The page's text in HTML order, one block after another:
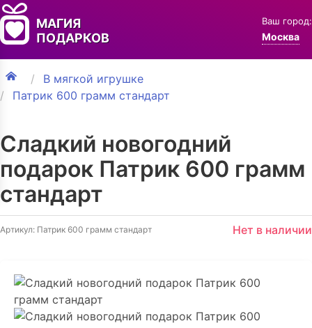
МАГИЯ
ПОДАРКОВ
Ваш город:
Москва
В мягкой игрушке
Патрик 600 грамм стандарт
Сладкий новогодний
подарок Патрик 600 грамм
стандарт
Артикул: Патрик 600 грамм стандарт Нет в наличии